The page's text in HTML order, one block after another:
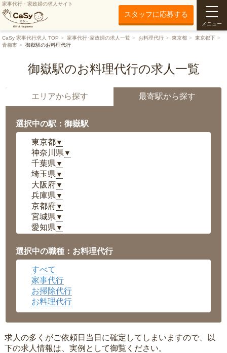
家事代行・家政婦の求人サイト
スタッフに応募する
メニュー
CaSy 家事代行求人 TOP 家事代行･家政婦の求人一覧 お料理代行 東京都
東京都下
青梅市
御嶽駅のお料理代行
御嶽駅のお料理代行の求人一覧
エリアから探す 最寄駅から探す
選択中の駅：御嶽駅
東京都▼
神奈川県 ▼
千葉県 ▼
埼玉県 ▼
大阪府▼
兵庫県 ▼
京都府▼
宮城県 ▼
愛知県 ▼
岡山県▼
広島県▼
沖縄県
選択中の職種：お料理代行
すべて
家事代行
お掃除代行
お料理代行
求人の多くがご依頼日当日に確定してしまいますので、以
下の求人情報は、実例として御覧ください。